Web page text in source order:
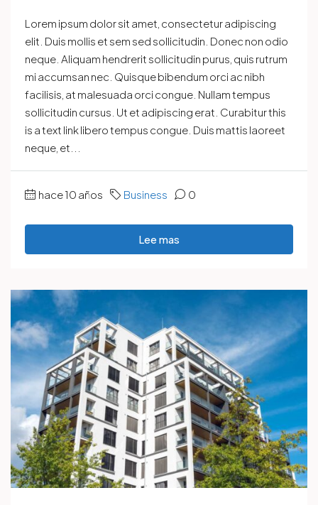
Lorem ipsum dolor sit amet, consectetur adipiscing
elit. Duis mollis et sem sed sollicitudin. Donec non odio
neque. Aliquam hendrerit sollicitudin purus, quis rutrum
mi accumsan nec. Quisque bibendum orci ac nibh
facilisis, at malesuada orci congue. Nullam tempus
sollicitudin cursus. Ut et adipiscing erat. Curabitur this
is a text link libero tempus congue. Duis mattis laoreet
neque, et...
hace 10 años Business 0
Lee mas